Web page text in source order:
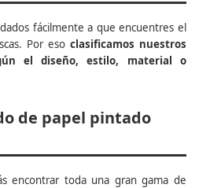
fácilmente a que encuentres el
Por eso clasificamos nuestros
el diseño, estilo, material o
de papel pintado
encontrar toda una gran gama de